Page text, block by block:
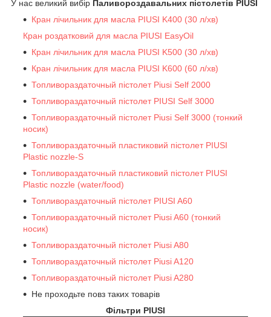
У нас великий вибір Паливороздавальних пістолетів PIUSI
Кран лічильник для масла PIUSI K400 (30 л/хв)
Кран роздатковий для масла PIUSI EasyOil
Кран лічильник для масла PIUSI K500 (30 л/хв)
Кран лічильник для масла PIUSI K600 (60 л/хв)
Топливораздаточный пістолет Piusi Self 2000
Топливораздаточный пістолет PIUSI Self 3000
Топливораздаточный пістолет Piusi Self 3000 (тонкий
носик)
Топливораздаточный пластиковий пістолет PIUSI
Plastic nozzle-S
Топливораздаточный пластиковий пістолет PIUSI
Plastic nozzle (water/food)
Топливораздаточный пістолет PIUSI A60
Топливораздаточный пістолет Piusi A60 (тонкий
носик)
Топливораздаточный пістолет Piusi A80
Топливораздаточный пістолет Piusi A120
Топливораздаточный пістолет Piusi A280
Не проходьте повз таких товарів
Фільтри PIUSI